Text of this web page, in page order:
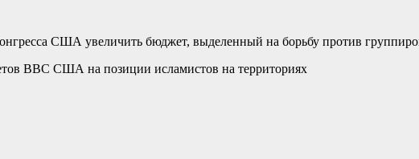
США увеличить бюджет, выделенный на борьбу против
ВВС США на позиции исламистов на территориях